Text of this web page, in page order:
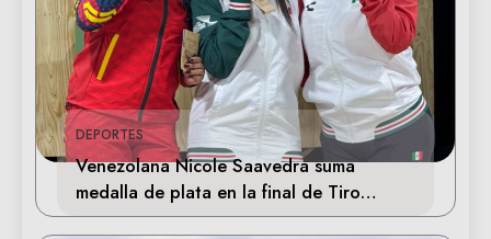
DEPORTES
Venezolana Nicole Saavedra suma
medalla de plata en la final de Tiro
Deportivo